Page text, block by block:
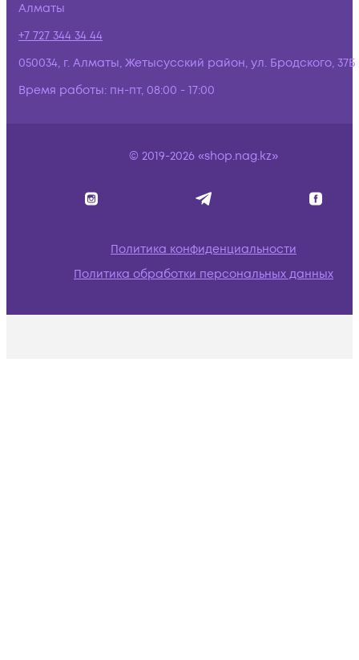
Алматы
+7 727 344 34 44
050034, г. Алматы, Жетысусский район, ул. Бродского, 37Б
Время работы: пн-пт, 08:00 - 17:00
© 2019-2026 «shop.nag.kz»
Политика конфиденциальности
Политика обработки персональных данных